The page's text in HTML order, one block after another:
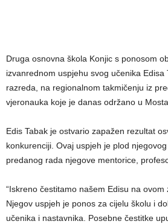
Druga osnovna škola Konjic s ponosom
izvanrednom uspjehu svog učenika Edisa
razreda, na regionalnom takmičenju iz
vjeronauka koje je danas održano u
Edis Tabak je ostvario zapažen rezultat
konkurenciji. Ovaj uspjeh je plod
predanog rada njegove mentorice,
“Iskreno čestitamo našem Edisu na
Njegov uspjeh je ponos za cijelu školu i
učenika i nastavnika. Posebne čestitke